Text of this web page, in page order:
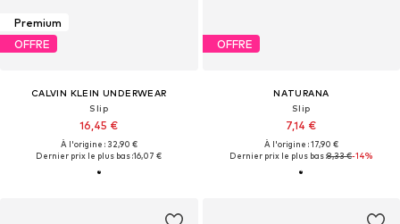
Premium
OFFRE
CALVIN KLEIN UNDERWEAR
Slip
16,45 €
À l'origine : 32,90 €
Dernier prix le plus bas :16,07 €
OFFRE
NATURANA
Slip
7,14 €
À l'origine : 17,90 €
Dernier prix le plus bas :8,33 €-14%